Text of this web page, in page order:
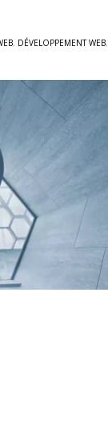
, DÉVELOPPEMENT WEB,